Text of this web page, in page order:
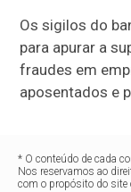
Os sigilos do
para apurar a
fraudes em
aposentados e
* O conteúdo de cada
Nos reservamos ao
com o propósito do site